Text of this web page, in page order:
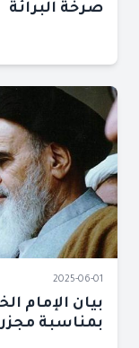
صرخة البرائة
2025-06-01
بيان الإمام
بمناسبة مجزرة